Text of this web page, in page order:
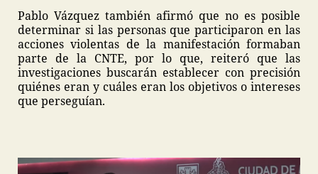
Pablo Vázquez también afirmó que no es posible
determinar si las personas que participaron en las
acciones violentas de la manifestación formaban
parte de la CNTE, por lo que, reiteró que las
investigaciones buscarán establecer con precisión
quiénes eran y cuáles eran los objetivos o intereses
que perseguían.